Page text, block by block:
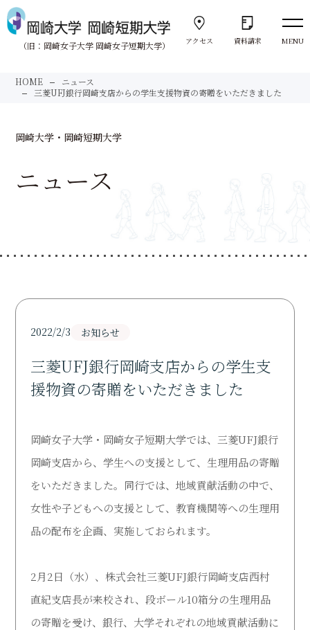
（旧：岡崎女子大学 岡崎女子短期大学） アクセス 資料請求 MENU
向きあう。
Face to Face
大学紹介
岡崎大学
Junior College
サポート体制
Support
Research
図書館
Library
Open Campus
受験生の方
Admission
HOME
ニュース
三菱UFJ銀行岡崎支店からの学生支援物資の寄贈をいただきました
岡崎大学・岡崎短期大学
ニュース
2022/2/3 お知らせ
三菱UFJ銀行岡崎支店からの学生支
援物資の寄贈をいただきました
岡崎女子大学・岡崎女子短期大学では、三菱UFJ銀行
岡崎支店から、学生への支援として、生理用品の寄贈
をいただきました。同行では、地域貢献活動の中で、
女性や子どもへの支援として、教育機関等への生理用
品の配布を企画、実施しておられます。
2月2日（水）、株式会社三菱UFJ銀行岡崎支店西村
直紀支店長が来校され、段ボール10箱分の生理用品
の寄贈を受け、銀行、大学それぞれの地域貢献活動に